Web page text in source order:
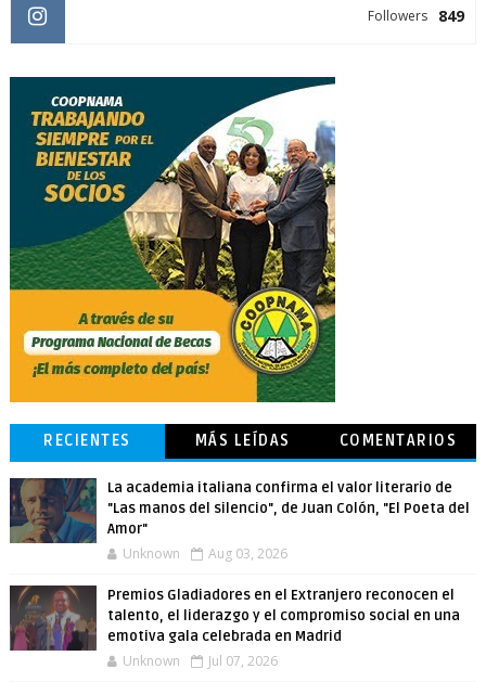
849
Followers
RECIENTES MÁS LEÍDAS COMENTARIOS
La academia italiana confirma el valor literario de
"Las manos del silencio", de Juan Colón, "El Poeta del
Amor"
Unknown Aug 03, 2026
Premios Gladiadores en el Extranjero reconocen el
talento, el liderazgo y el compromiso social en una
emotiva gala celebrada en Madrid
Unknown Jul 07, 2026